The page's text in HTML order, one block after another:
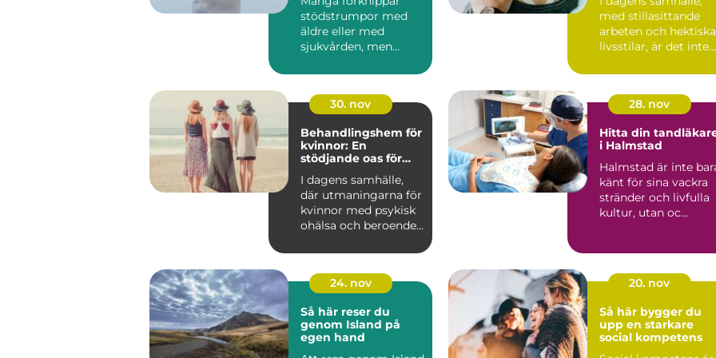
stödstrumpor med
äldre eller med
sjukvården, men
på att ändras...
med stillasittande
arbeten och hektiska
livsstilar, är det inte
30. nov
Behandlingshem för
kvinnor: En
stödjande oas för
I dagens samhälle,
där utmaningarna för
kvinnor med psykisk
ohälsa och beroende
28. nov
Hitta din
i Halmstad
Halmstad är inte
känt för sina vackra
stränder och livfulla
kultur, utan oc...
24. nov
Så här reser du
genom Island på
egen hand
20. nov
Så här bygger du
upp en starkare
social kompetens